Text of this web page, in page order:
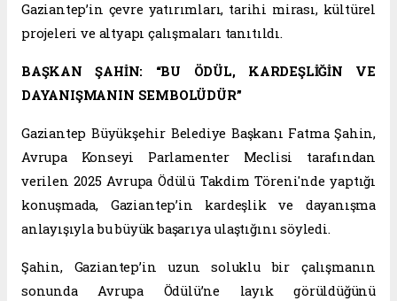
Gaziantep’in çevre yatırımları, tarihi mirası, kültürel
projeleri ve altyapı çalışmaları tanıtıldı.
BAŞKAN ŞAHİN: “BU ÖDÜL, KARDEŞLİĞİN VE
DAYANIŞMANIN SEMBOLÜDÜR”
Gaziantep Büyükşehir Belediye Başkanı Fatma Şahin,
Avrupa Konseyi Parlamenter Meclisi tarafından
verilen 2025 Avrupa Ödülü Takdim Töreni'nde yaptığı
konuşmada, Gaziantep’in kardeşlik ve dayanışma
anlayışıyla bu büyük başarıya ulaştığını söyledi.
Şahin, Gaziantep’in uzun soluklu bir çalışmanın
sonunda Avrupa Ödülü’ne layık görüldüğünü